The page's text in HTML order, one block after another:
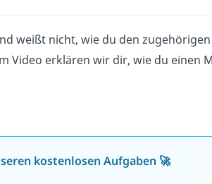
weißt nicht, wie du den
Video erklären wir dir, wie du einen
kostenlosen Aufgaben 🚀